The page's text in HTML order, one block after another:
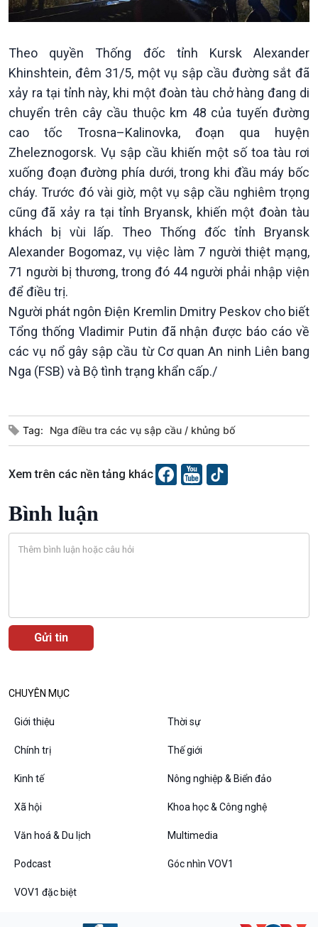
Tin Kinh tế
Trước giờ mở cửa
Dòng chảy Kinh tế
Sức sống hàng Việt
Khởi nghiệp
Tuyên chiến với gian lận
thương mại
Tin Nông nghiệp & Biển
đảo
Mùa vàng
Biển đảo Việt Nam
Tâm tình biên giới và hải
đảo
Tìm hiểu biển, đảo Việt
Nam
Xã hội
Tin Đời sống & Xã hội
360 độ Sức khỏe
Chuyển đổi Xanh
Tài nguyên và Môi trường
Chuyên gia của bạn
Bước chân đến trường
Tin Khoa học & Công nghệ
Kết nối công nghệ
Sống chung với biến đổi
khí hậu
Văn hoá & Du lịch
Tin Văn hoá & Du lịch
Bình luận
10 phút Sự kiện - Luận bàn
Dòng chảy sự kiện
Diễn đàn chủ nhật
Chuyện đêm
Theo quyền Thống đốc tỉnh Kursk Alexander
Khinshtein, đêm 31/5, một vụ sập cầu đường sắt đã
xảy ra tại tỉnh này, khi một đoàn tàu chở hàng đang di
chuyển trên cây cầu thuộc km 48 của tuyến đường
cao tốc Trosna–Kalinovka, đoạn qua huyện
Zheleznogorsk. Vụ sập cầu khiến một số toa tàu rơi
xuống đoạn đường phía dưới, trong khi đầu máy bốc
cháy. Trước đó vài giờ, một vụ sập cầu nghiêm trọng
cũng đã xảy ra tại tỉnh Bryansk, khiến một đoàn tàu
khách bị vùi lấp. Theo Thống đốc tỉnh Bryansk
Alexander Bogomaz, vụ việc làm 7 người thiệt mạng,
71 người bị thương, trong đó 44 người phải nhập viện
để điều trị.
Người phát ngôn Điện Kremlin Dmitry Peskov cho biết
Tổng thống Vladimir Putin đã nhận được báo cáo về
các vụ nổ gây sập cầu từ Cơ quan An ninh Liên bang
Nga (FSB) và Bộ tình trạng khẩn cấp./
Tag: Nga điều tra các vụ sập cầu khủng bố
Xem trên các nền tảng khác
Bình luận
CHUYÊN MỤC
Giới thiệu Thời sự
Chính trị Thế giới
Kinh tế Nông nghiệp & Biển đảo
Xã hội Khoa học & Công nghệ
Văn hoá & Du lịch Multimedia
Podcast Góc nhìn VOV1
VOV1 đặc biệt